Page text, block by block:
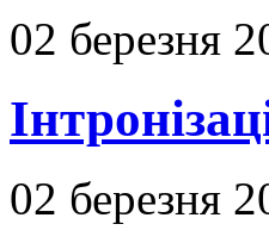
02 березня
02 березня